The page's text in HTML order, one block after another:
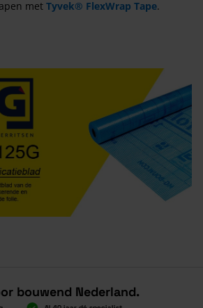
met Tyvek® FlexWrap Tape.
bouwend Nederland.